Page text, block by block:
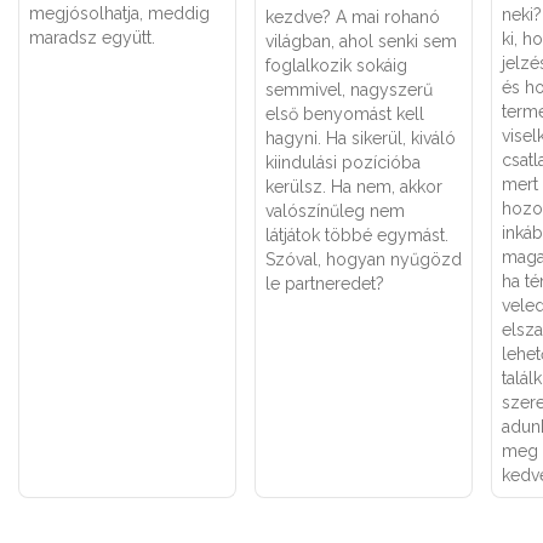
megjósolhatja, meddig
maradsz együtt.
kezdve? A mai rohanó
világban, ahol senki sem
foglalkozik sokáig
semmivel, nagyszerű
első benyomást kell
hagyni. Ha sikerül, kiváló
kiindulási pozícióba
kerülsz. Ha nem, akkor
valószínűleg nem
látjátok többé egymást.
Szóval, hogyan nyűgözd
le partneredet?
ki,
és
mert
ha
meg